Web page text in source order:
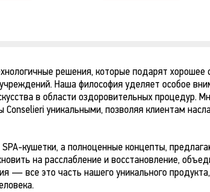
решения, которые подарят хорошее
Наша философия уделяет особое
в области оздоровительных процедур.
уникальными, позволяя клиентам
кушетки, а полноценные концепты,
на расслабление и восстановление,
— все это часть нашего уникального